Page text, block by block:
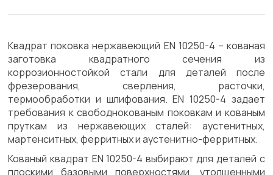
Квадрат поковка нержавеющий EN 10250-4 – кованая
заготовка квадратного сечения из
коррозионностойкой стали для деталей после
фрезерования, сверления, расточки,
термообработки и шлифования. EN 10250-4 задает
требования к свободнокованым поковкам и кованым
пруткам из нержавеющих сталей: аустенитных,
мартенситных, ферритных и аустенитно-ферритных.
Кованый квадрат EN 10250-4 выбирают для деталей с
плоскими базовыми поверхностями, утолщенными